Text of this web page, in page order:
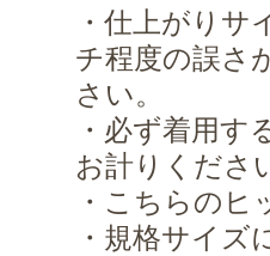
・仕上がりサ
チ程度の誤さ
さい。
・必ず着用
お計りくださ
・こちらの
・規格サイ